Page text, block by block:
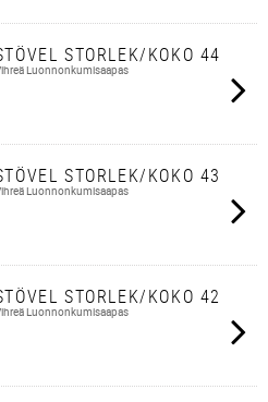
STORLEK/KOKO 44
Luonnonkumisaapas
STORLEK/KOKO 43
Luonnonkumisaapas
STORLEK/KOKO 42
Luonnonkumisaapas